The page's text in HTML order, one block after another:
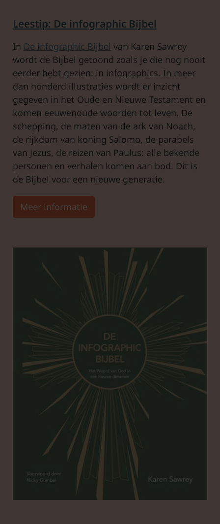
Leestip: De infographic Bijbel
In De infographic Bijbel van Karen Sawrey
wordt de Bijbel getoond zoals je die nog nooit
eerder hebt gezien: in infographics. In meer
dan honderd illustraties wordt er inzicht
gegeven in het Oude en Nieuwe Testament en
komen eeuwenoude woorden tot leven. De
schepping, de maten van de ark van Noach,
de rijkdom van koning Salomo, de parabels
van Jezus, de reizen van Paulus: alle bekende
personen en verhalen komen aan bod. Dit is
de Bijbel voor een nieuwe generatie.
Meer informatie